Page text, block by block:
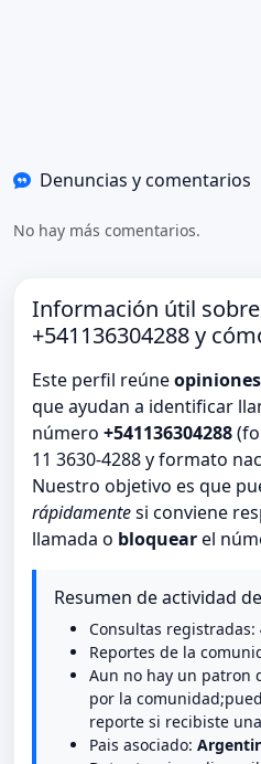
Denuncias y comentarios
No hay más comentarios.
Información útil
+541136304288 y
Este perfil reúne
que ayudan a identificar
número +541136304288
11 3630-4288 y formato
Nuestro objetivo es que
rápidamentesi conviene
llamada o bloquearel
Resumen de actividad
Consultas registradas:
Reportes de la
Aun no hay un patron
por la
reporte si recibiste
Pais asociado: